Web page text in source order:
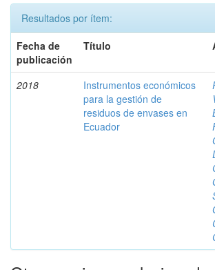
Resultados por ítem:
Fecha de
publicación
Título
2018
Instrumentos económicos
para la gestión de
residuos de envases en
Ecuador